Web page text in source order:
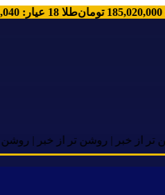
طلا 18 عیار : :
185,020,000 تومان
| روشن تر از خبر | روشن تر از